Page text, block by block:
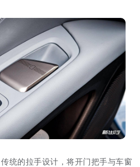
统的拉手设计，将开门把手与车窗